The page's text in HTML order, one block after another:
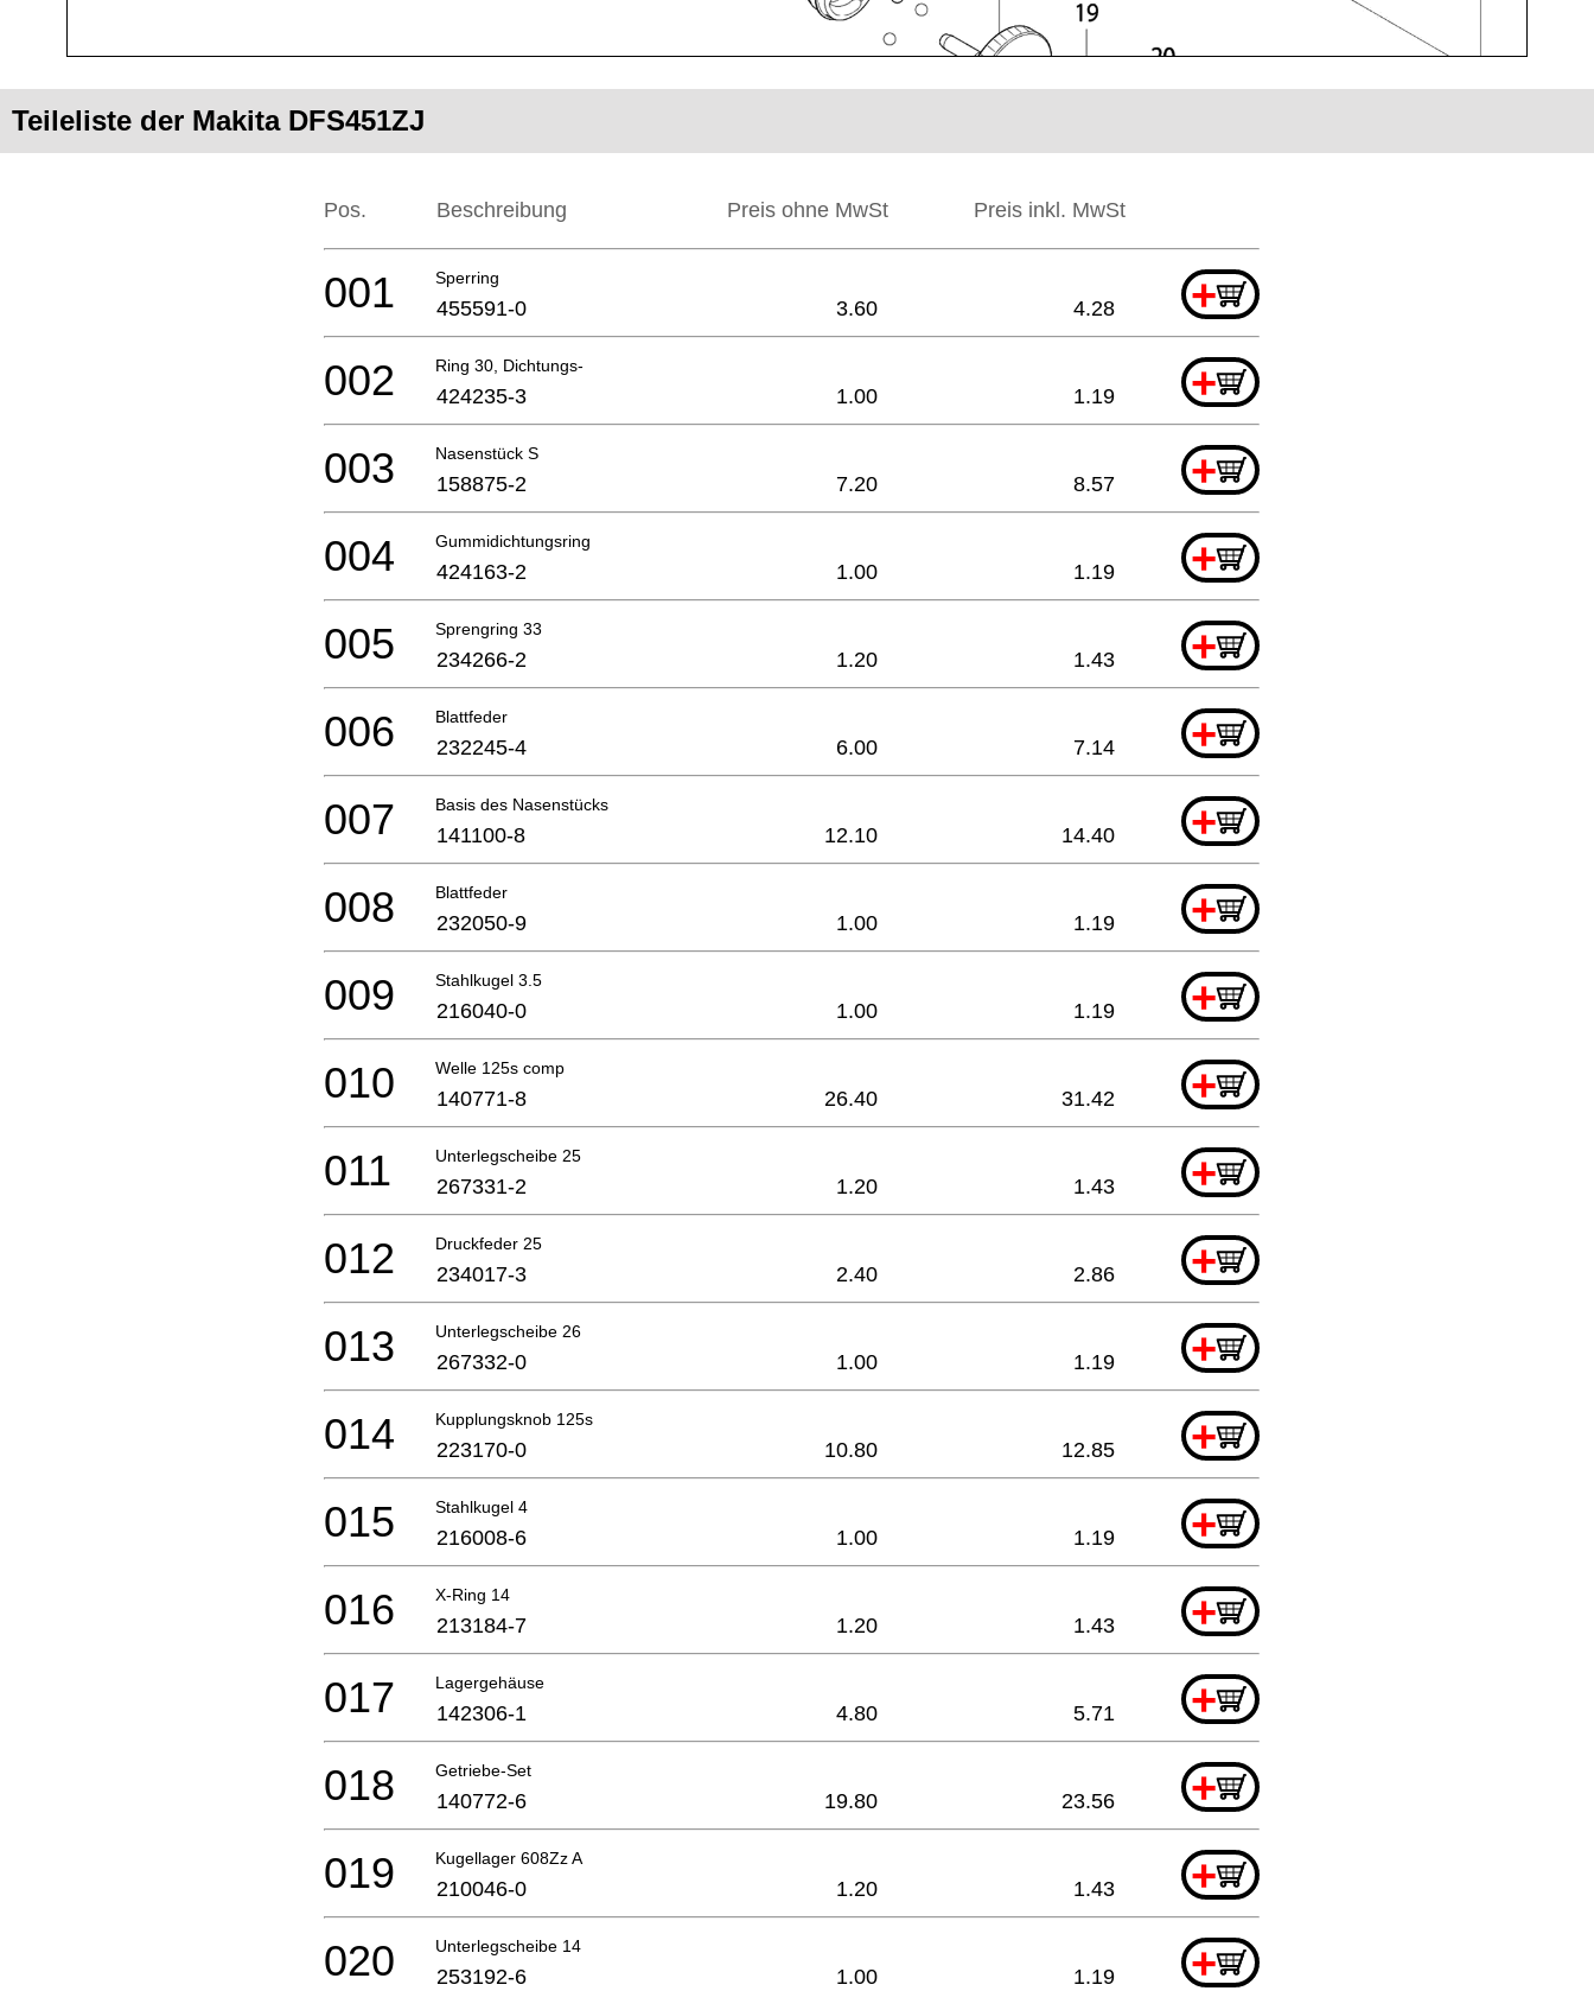
Teileliste der Makita DFS451ZJ
Pos. Beschreibung Preis ohne MwSt Preis inkl. MwSt
Sperring +
001 455591-0 3.60 4.28
Ring 30, Dichtungs- +
002 424235-3 1.00 1.19
Nasenstück S +
003 158875-2 7.20 8.57
Gummidichtungsring +
004 424163-2 1.00 1.19
Sprengring 33 +
005 234266-2 1.20 1.43
Blattfeder +
006 232245-4 6.00 7.14
Basis des Nasenstücks +
007 141100-8 12.10 14.40
Blattfeder +
008 232050-9 1.00 1.19
Stahlkugel 3.5 +
009 216040-0 1.00 1.19
Welle 125s comp +
010 140771-8 26.40 31.42
Unterlegscheibe 25 +
011 267331-2 1.20 1.43
Druckfeder 25 +
012 234017-3 2.40 2.86
Unterlegscheibe 26 +
013 267332-0 1.00 1.19
Kupplungsknob 125s +
014 223170-0 10.80 12.85
Stahlkugel 4 +
015 216008-6 1.00 1.19
X-Ring 14 +
016 213184-7 1.20 1.43
Lagergehäuse +
017 142306-1 4.80 5.71
Getriebe-Set +
018 140772-6 19.80 23.56
Kugellager 608Zz A +
019 210046-0 1.20 1.43
Unterlegscheibe 14 +
020 253192-6 1.00 1.19